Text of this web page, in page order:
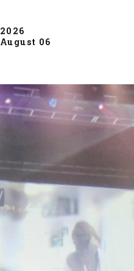
2026
August 06